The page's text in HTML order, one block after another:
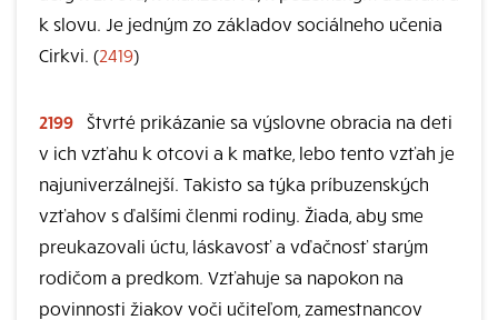
k slovu. Je jedným zo základov sociálneho učenia
Cirkvi. (2419)
2199 Štvrté prikázanie sa výslovne obracia na deti
v ich vzťahu k otcovi a k matke, lebo tento vzťah je
najuniverzálnejší. Takisto sa týka príbuzenských
vzťahov s ďalšími členmi rodiny. Žiada, aby sme
preukazovali úctu, láskavosť a vďačnosť starým
rodičom a predkom. Vzťahuje sa napokon na
povinnosti žiakov voči učiteľom, zamestnancov